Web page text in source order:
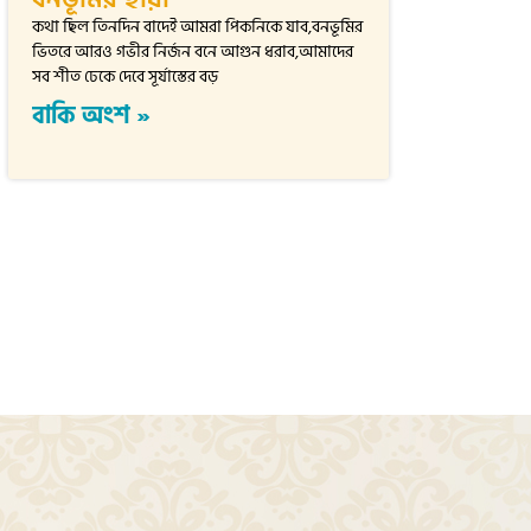
কথা ছিল তিনদিন বাদেই আমরা পিকনিকে যাব,বনভূমির
ভিতরে আরও গভীর নির্জন বনে আগুন ধরাব,আমাদের
সব শীত ঢেকে দেবে সূর্যাস্তের বড়
বাকি অংশ »